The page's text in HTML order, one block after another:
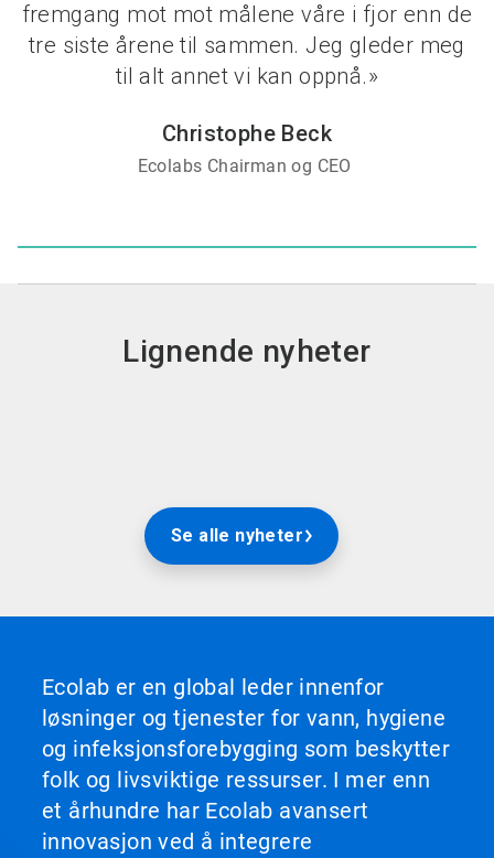
fremgang mot mot målene våre i fjor enn de
tre siste årene til sammen. Jeg gleder meg
til alt annet vi kan oppnå.»
Christophe Beck
Ecolabs Chairman og CEO
Lignende nyheter
Se alle nyheter
Ecolab er en global leder innenfor
løsninger og tjenester for vann, hygiene
og infeksjonsforebygging som beskytter
folk og livsviktige ressurser. I mer enn
et århundre har Ecolab avansert
innovasjon ved å integrere